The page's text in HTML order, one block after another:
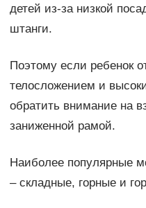
детей из-за низкой
штанги.
Поэтому если ребенок
телосложением и
обратить внимание на
заниженной рамой.
Наиболее популярные
– складные, горные и